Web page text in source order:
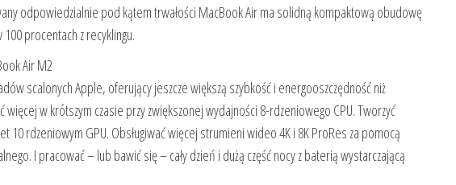
odpowiedzialnie pod kątem trwałości MacBook Air ma solidną kompaktową obudowę
procentach z recyklingu.
Air M2
scalonych Apple, oferujący jeszcze większą szybkość i energooszczędność niż
więcej w krótszym czasie przy zwiększonej wydajności 8-rdzeniowego CPU. Tworzyć
10 rdzeniowym GPU. Obsługiwać więcej strumieni wideo 4K i 8K ProRes za pomocą
I pracować – lub bawić się – cały dzień i dużą część nocy z baterią wystarczającą